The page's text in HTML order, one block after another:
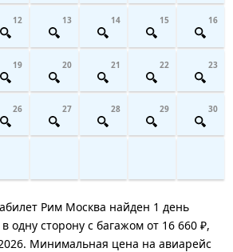
12 13 14 15 16
19 20 21 22 23
26 27 28 29 30
Рим Москва найден 1 день
одну сторону с багажом от 16 660 ₽,
Минимальная цена на авиарейс